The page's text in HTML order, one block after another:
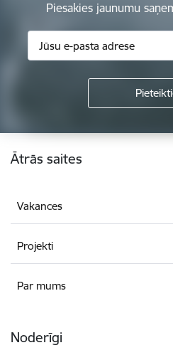
Piesakies jaunumu
Kājene
Ātrās saites
Vakances
Projekti
Par mums
Noderīgi